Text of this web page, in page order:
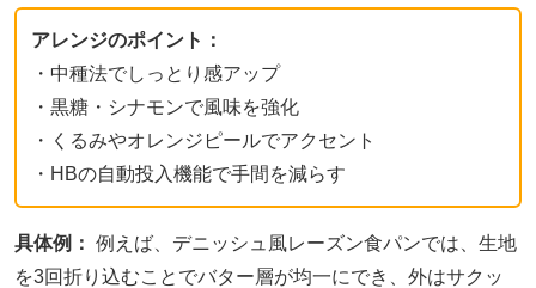
アレンジのポイント：
・中種法でしっとり感アップ
・黒糖・シナモンで風味を強化
・くるみやオレンジピールでアクセント
・HBの自動投入機能で手間を減らす
具体例： 例えば、デニッシュ風レーズン食パンでは、生地
を3回折り込むことでバター層が均一にでき、外はサクッ